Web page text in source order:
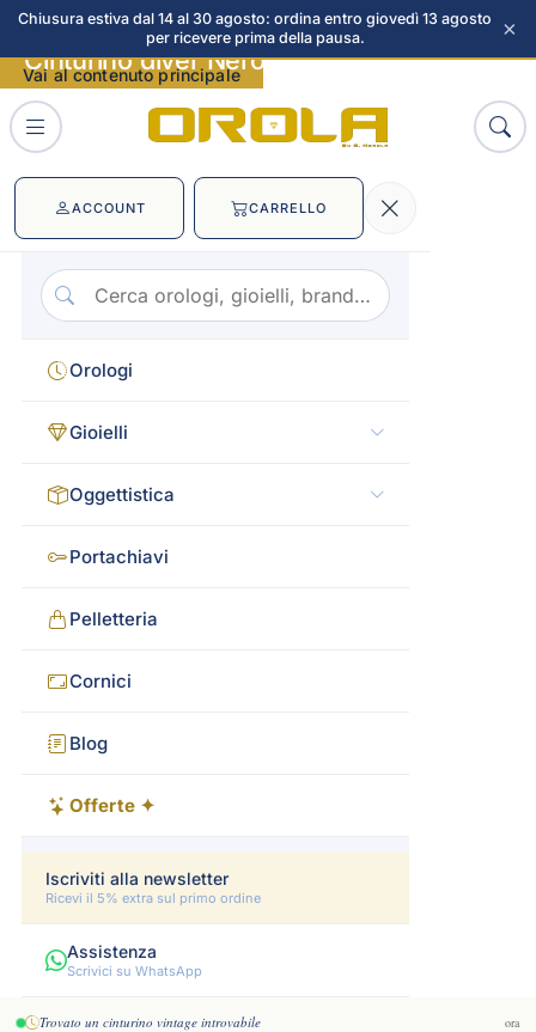
Chiusura estiva dal 14 al 30 agosto: ordina entro giovedì 13 agosto
per ricevere prima della pausa.
×
Vai al contenuto principale
ACCOUNT CARRELLO
Orologi
Gioielli
Oggettistica
Portachiavi
Pelletteria
Cornici
Blog
Offerte ✦
Iscriviti alla newsletter
Ricevi il 5% extra sul primo ordine
Assistenza
Scrivici su WhatsApp
Trovato un cinturino vintage introvabile ora
Cinturino diver Nero 20mm immagini